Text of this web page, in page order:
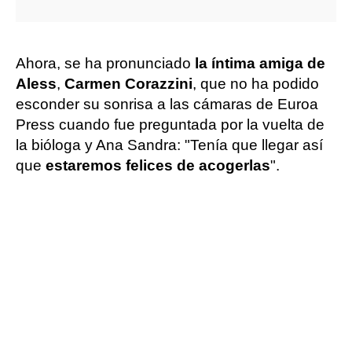
Ahora, se ha pronunciado la íntima amiga de
Aless, Carmen Corazzini, que no ha podido
esconder su sonrisa a las cámaras de Euroa
Press cuando fue preguntada por la vuelta de
la bióloga y Ana Sandra: "Tenía que llegar así
que estaremos felices de acogerlas".